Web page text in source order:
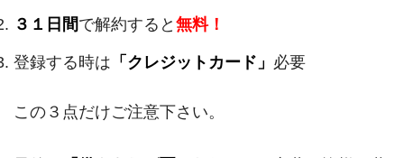
３１日間で解約すると 無料！
登録する時は 「クレジットカード」 必要
この３点だけご注意下さい。